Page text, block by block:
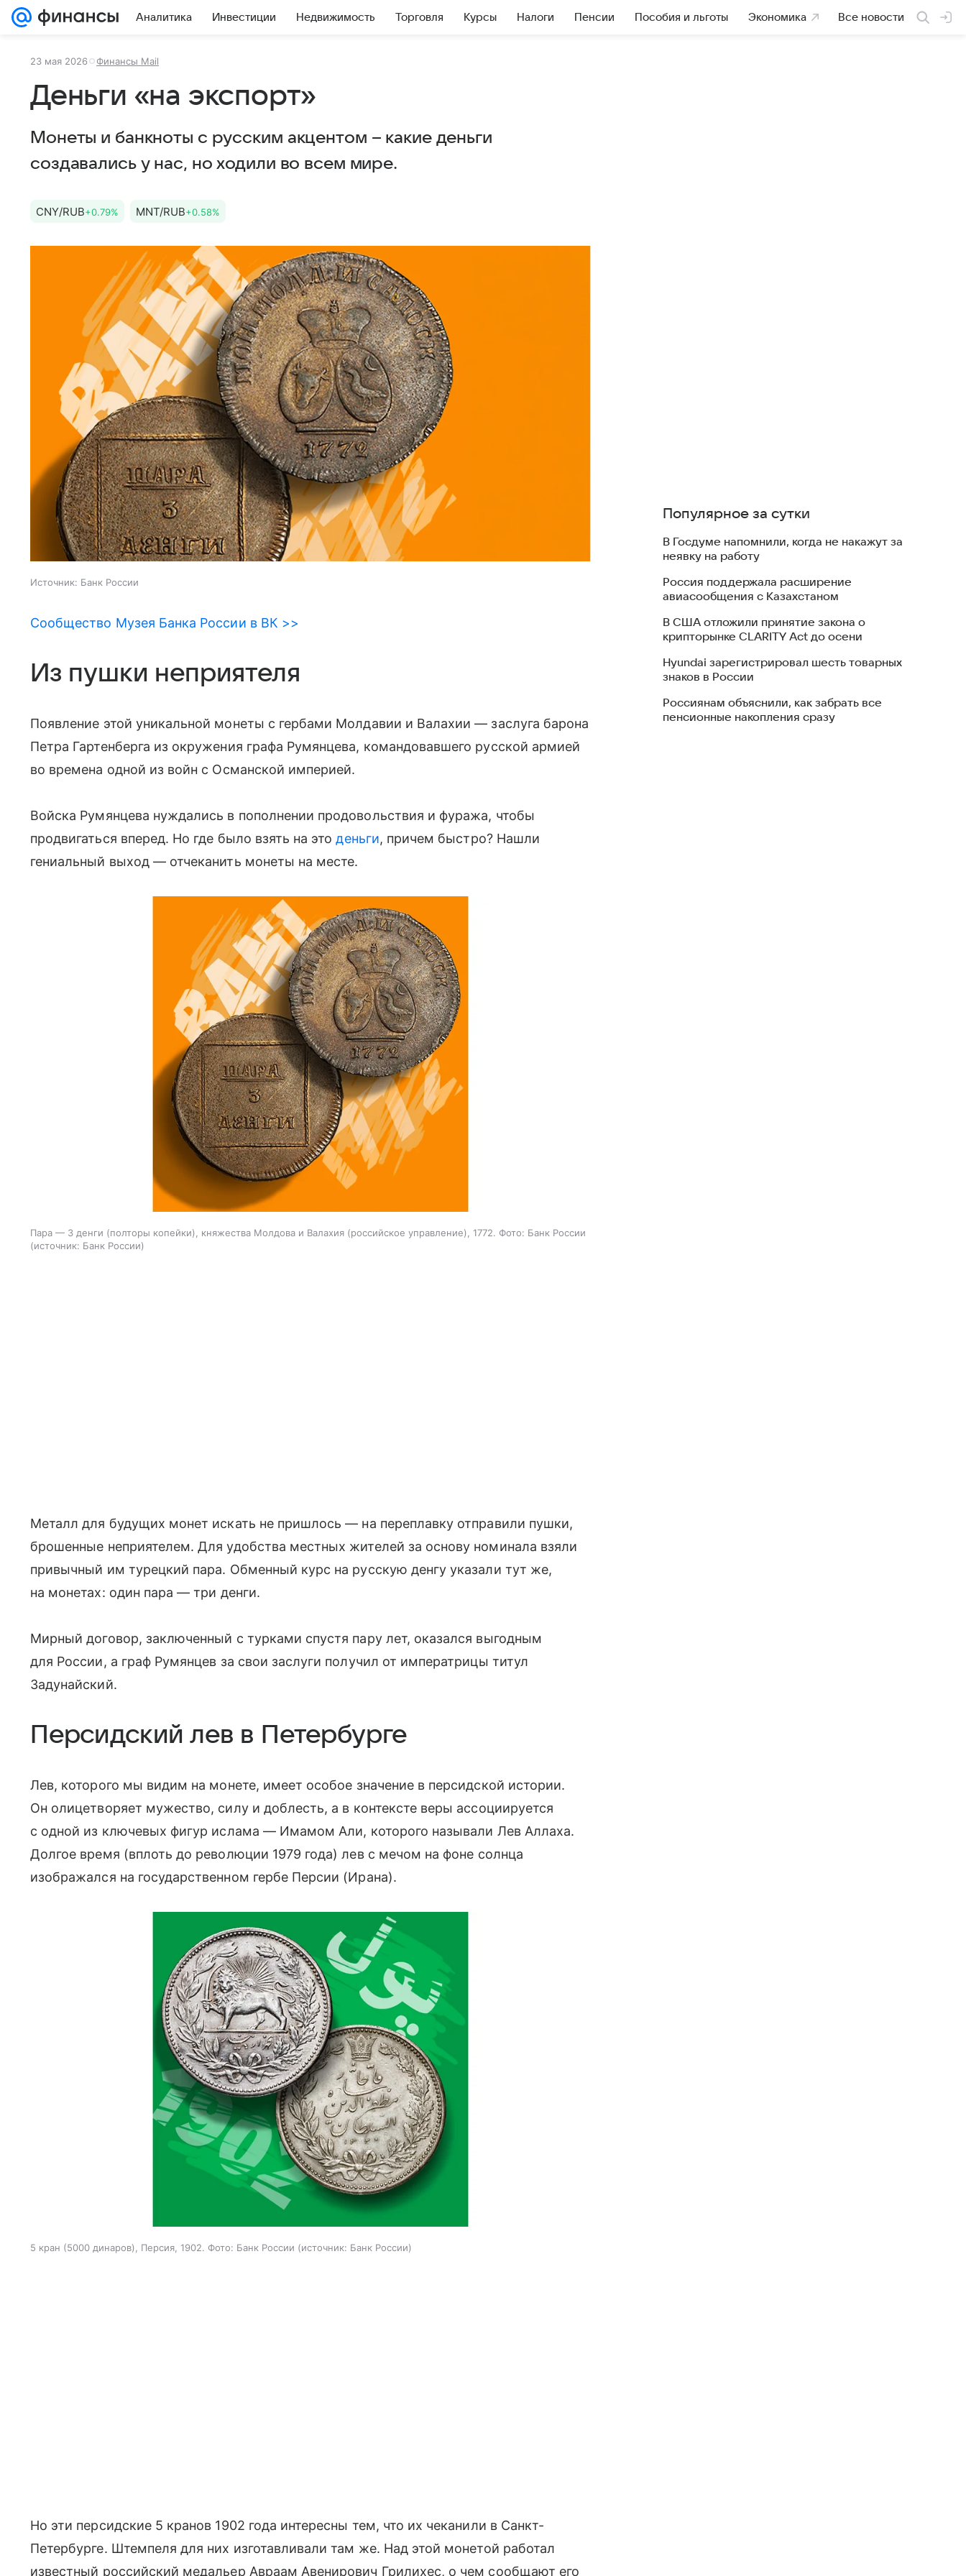
Аналитика Инвестиции Недвижимость Торговля Курсы Налоги Пенсии Пособия и льготы Экономика Все новости
23 мая 2026 Финансы Mail
Деньги «на экспорт»
Монеты и банкноты с русским акцентом – какие деньги
создавались у нас, но ходили во всем мире.
CNY/RUB+0.79% MNT/RUB+0.58%
Источник: Банк России
Сообщество Музея Банка России в ВК >>
Из пушки неприятеля
Появление этой уникальной монеты с гербами Молдавии и Валахии — заслуга барона
Петра Гартенберга из окружения графа Румянцева, командовавшего русской армией
во времена одной из войн с Османской империей.
Войска Румянцева нуждались в пополнении продовольствия и фуража, чтобы
продвигаться вперед. Но где было взять на этоденьги, причем быстро? Нашли
гениальный выход — отчеканить монеты на месте.
Пара — 3 денги (полторы копейки), княжества Молдова и Валахия (российское управление), 1772. Фото: Банк России
источник: Банк России
Металл для будущих монет искать не пришлось — на переплавку отправили пушки,
брошенные неприятелем. Для удобства местных жителей за основу номинала взяли
привычный им турецкий пара. Обменный курс на русскую денгу указали тут же,
на монетах: один пара — три денги.
Мирный договор, заключенный с турками спустя пару лет, оказался выгодным
для России, а граф Румянцев за свои заслуги получил от императрицы титул
Задунайский.
Персидский лев в Петербурге
Лев, которого мы видим на монете, имеет особое значение в персидской истории.
Он олицетворяет мужество, силу и доблесть, а в контексте веры ассоциируется
с одной из ключевых фигур ислама — Имамом Али, которого называли Лев Аллаха.
Долгое время (вплоть до революции 1979 года) лев с мечом на фоне солнца
изображался на государственном гербе Персии (Ирана).
5 кран (5000 динаров), Персия, 1902. Фото: Банк России источник: Банк России
Но эти персидские 5 кранов 1902 года интересны тем, что их чеканили в Санкт-
Петербурге. Штемпеля для них изготавливали там же. Над этой монетой работал
известный российский медальер Авраам Авенирович Грилихес, о чем сообщают его
Популярное за сутки
В Госдуме напомнили, когда не накажут за
неявку на работу
Россия поддержала расширение
авиасообщения с Казахстаном
В США отложили принятие закона о
крипторынке CLARITY Act до осени
Hyundai зарегистрировал шесть товарных
знаков в России
Россиянам объяснили, как забрать все
пенсионные накопления сразу